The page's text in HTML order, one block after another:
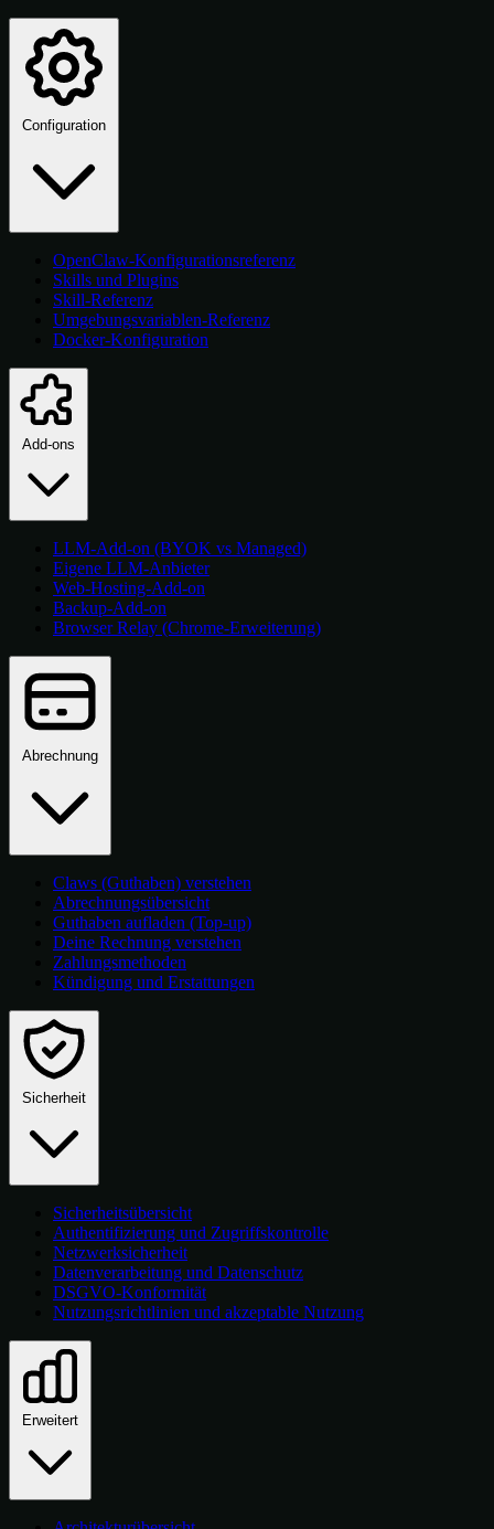
Configuration
OpenClaw-Konfigurationsreferenz
Skills und Plugins
Skill-Referenz
Umgebungsvariablen-Referenz
Docker-Konfiguration
Add-ons
LLM-Add-on (BYOK vs Managed)
Eigene LLM-Anbieter
Web-Hosting-Add-on
Backup-Add-on
Browser Relay (Chrome-Erweiterung)
Abrechnung
Claws (Guthaben) verstehen
Abrechnungsübersicht
Guthaben aufladen (Top-up)
Deine Rechnung verstehen
Zahlungsmethoden
Kündigung und Erstattungen
Sicherheit
Sicherheitsübersicht
Authentifizierung und Zugriffskontrolle
Netzwerksicherheit
Datenverarbeitung und Datenschutz
DSGVO-Konformität
Nutzungsrichtlinien und akzeptable Nutzung
Erweitert